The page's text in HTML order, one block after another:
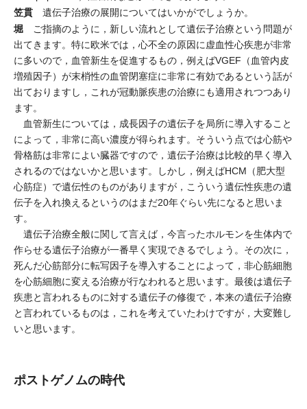
笠貫 遺伝子治療の展開についてはいかがでしょうか。
堀 ご指摘のように，新しい流れとして遺伝子治療という問題が
出てきます。特に欧米では，心不全の原因に虚血性心疾患が非常
に多いので，血管新生を促進するもの，例えばVGEF（血管内皮
増殖因子）が末梢性の血管閉塞症に非常に有効であるという話が
出ておりますし，これが冠動脈疾患の治療にも適用されつつあり
ます。
血管新生については，成長因子の遺伝子を局所に導入すること
によって，非常に高い濃度が得られます。そういう点では心筋や
骨格筋は非常によい臓器ですので，遺伝子治療は比較的早く導入
されるのではないかと思います。しかし，例えばHCM（肥大型
心筋症）で遺伝性のものがありますが，こういう遺伝性疾患の遺
伝子を入れ換えるというのはまだ20年ぐらい先になると思いま
す。
遺伝子治療全般に関して言えば，今言ったホルモンを生体内で
作らせる遺伝子治療が一番早く実現できるでしょう。その次に，
死んだ心筋部分に転写因子を導入することによって，非心筋細胞
を心筋細胞に変える治療が行なわれると思います。最後は遺伝子
疾患と言われるものに対する遺伝子の修復で，本来の遺伝子治療
と言われているものは，これを考えていたわけですが，大変難し
いと思います。
ポストゲノムの時代